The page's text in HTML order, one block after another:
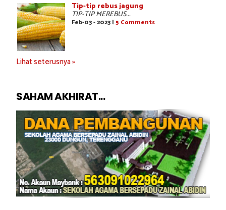
Tip-tip rebus jagung
TIP-TIP MEREBUS...
Feb-03 - 2023 | 5 Comments
Lihat seterusnya »
SAHAM AKHIRAT...